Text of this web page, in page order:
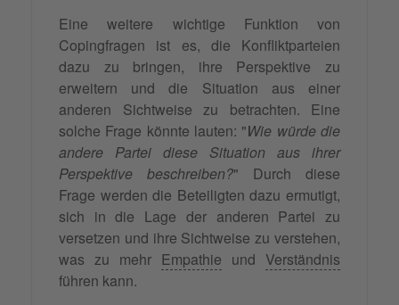
Eine weitere wichtige Funktion von
Copingfragen ist es, die Konfliktparteien
dazu zu bringen, ihre Perspektive zu
erweitern und die Situation aus einer
anderen Sichtweise zu betrachten. Eine
solche Frage könnte lauten: "Wie würde die
andere Partei diese Situation aus ihrer
Perspektive beschreiben?" Durch diese
Frage werden die Beteiligten dazu ermutigt,
sich in die Lage der anderen Partei zu
versetzen und ihre Sichtweise zu verstehen,
was zu mehr Empathie und Verständnis
führen kann.